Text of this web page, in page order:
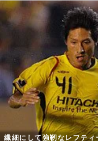
繊細にして強靭なレフティ